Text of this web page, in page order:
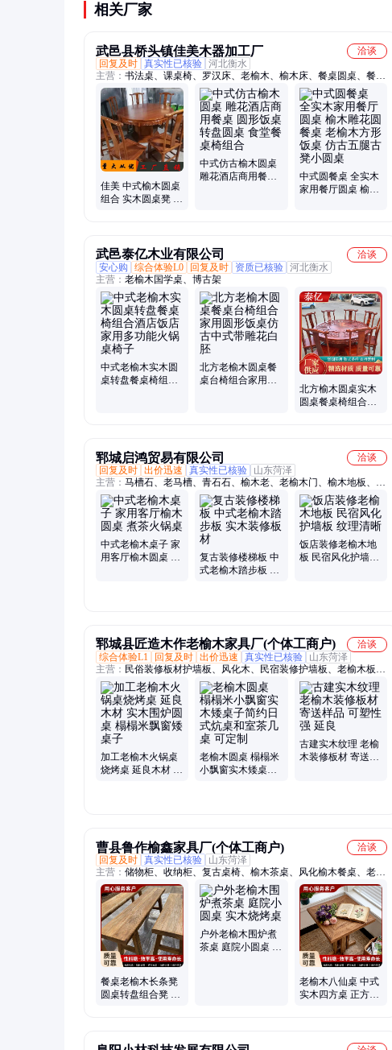
相关厂家
武邑县桥头镇佳美木器加工厂
洽谈
回复及时 真实性已核验 河北衡水
主营： 书法桌、课桌椅、罗汉床、老榆木、榆木床、餐桌圆桌、餐厅
圆桌、马鞍桌、玄关柜、茶叶架、矮地柜、实木床、四件套、家具
床、茶饼柜、国学桌、学习桌椅、象头沙发、中堂实木、雕花实木、
仿古书架、木质家具、学生桌椅、明清仿古、实木茶台
佳美 中式榆木圆桌
组合 实木圆桌凳 仿
中式仿古榆木圆桌
雕花酒店商用餐桌
中式圆餐桌 全实木
家用餐厅圆桌 榆木
武邑泰亿木业有限公司
洽谈
安心购
综合体验L0 回复及时 资质已核验 河北衡水
主营： 老榆木国学桌、博古架
中式老榆木实木圆
桌转盘餐桌椅组合
北方老榆木圆桌餐
桌台椅组合家用圆
北方榆木圆桌实木
圆桌餐桌椅组合转
郓城启鸿贸易有限公司
洽谈
回复及时 出价迅速 真实性已核验
山东菏泽
主营： 马槽石、老马槽、青石石、榆木老、老榆木门、榆木地板、老
门板、老磨盘、老石槽、老石器、猪石槽、老石臼、槽石盆、水景景
观、石缸老石、店招牌匾、鱼池老石、槽流水石、石槽养鱼、实木地
板、石磨老石、招门牌匾、仿古老石、墙板地板、茶桌茶台
中式老榆木桌子 家
用客厅榆木圆桌 煮
复古装修楼梯板 中
式老榆木踏步板 实
饭店装修老榆木地
板 民宿风化护墙板
郓城县匠造木作老榆木家具厂(个体工商户)
洽谈
综合体验L1
回复及时 出价迅速 真实性已核验
山东菏泽
主营： 民俗装修板材护墙板、风化木、民宿装修护墙板、老榆木板
材、老榆木风化板旧木板、老榆木价格、老榆木、老榆木门板、老榆
木板材报价、风化老榆木、老榆木护墙板、老榆木户外木板、老榆木
大梁、老榆木大门、老榆木商超货架板、老榆木围炉桌、老榆木板材
定制、风化老榆木定制、商超货柜板定做
加工老榆木火锅桌
烧烤桌 延良木材 实
老榆木圆桌 榻榻米
小飘窗实木矮桌子
古建实木纹理 老榆
木装修板材 寄送样
曹县鲁作榆鑫家具厂(个体工商户)
洽谈
回复及时 真实性已核验
山东菏泽
主营： 储物柜、收纳柜、复古桌椅、榆木茶桌、风化榆木餐桌、老榆
木风化板、中式家具桌面板、仿古衣柜、家具玄关柜、复古实木桌、
庭院家具板、实木板桌椅、复古风化板、风化门板茶台、风化实木餐
桌、货架置物板材、家居装修板材、民宿原木斗柜、衣服挂衣橱柜、
实木复古纹理板、饭店餐馆实木桌、风化纹理拼接板、家具实木置物
柜
餐桌老榆木长条凳
圆桌转盘组合凳 木
户外老榆木围炉煮
茶桌 庭院小圆桌 实
老榆木八仙桌 中式
实木四方桌 正方形